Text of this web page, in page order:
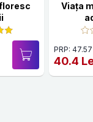
Viața
PRP:
40.4